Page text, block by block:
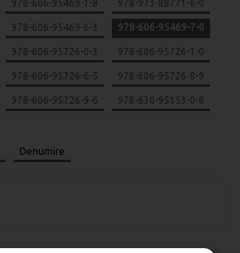
978-606-95469-1-8 978-973-88771-6-0
978-606-95469-6-3 978-606-95469-7-0
978-606-95726-0-3 978-606-95726-1-0
978-606-95726-6-5 978-606-95726-8-9
978-606-95726-9-6 978-630-95153-0-8
Denumire